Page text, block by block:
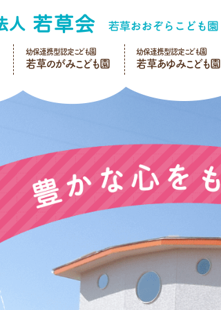
幼保連携型認定こども園
若草のがみこども園
幼保連携型認定こども園
若草あゆみこども園